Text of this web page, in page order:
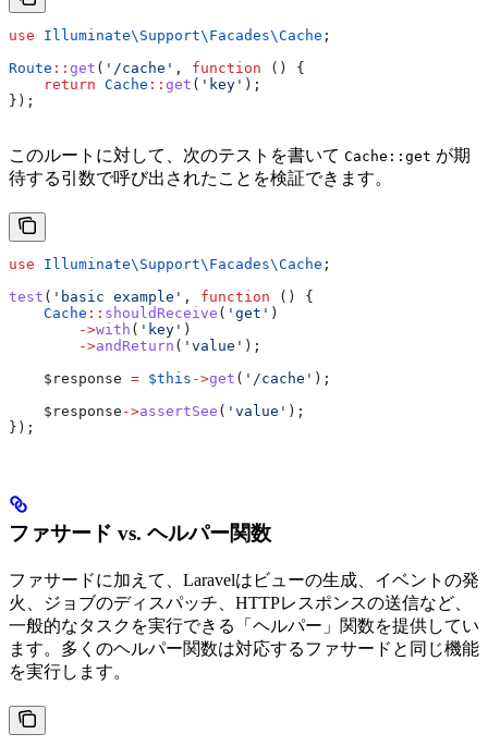
use Illuminate\Support\Facades\Cache ;
Route :: get ( '/cache' , function () {
    return
Cache :: get ( 'key' );
});
このルートに対して、次のテストを書いて Cache::get が期
待する引数で呼び出されたことを検証できます。
use Illuminate\Support\Facades\Cache ;
test ( 'basic example' , function () {
    Cache
:: shouldReceive ( 'get' )
        ->
with ( 'key' )
        ->
andReturn ( 'value' );
    $response
= $this ->get ( '/cache' );
    $response
->assertSee ( 'value' );
});
ファサード vs. ヘルパー関数
ファサードに加えて、Laravelはビューの生成、イベントの発
火、ジョブのディスパッチ、HTTPレスポンスの送信など、
一般的なタスクを実行できる「ヘルパー」関数を提供してい
ます。多くのヘルパー関数は対応するファサードと同じ機能
を実行します。